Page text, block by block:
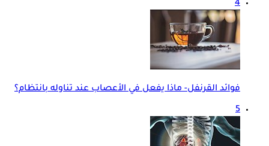
4
فوائد القرنفل- ماذا يفعل في الأعصاب عند تناوله بانتظام؟
5